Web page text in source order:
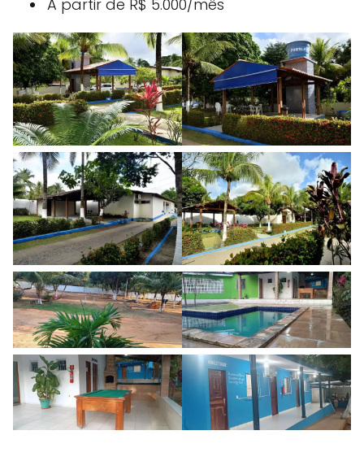
A partir de R$ 5.000/mês